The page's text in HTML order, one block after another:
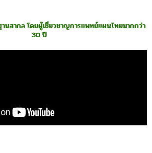
คุ้มซีสต์ ช็อกโกแลตซีสต์
อบุโพรงมดลูกเจริญผิดที่